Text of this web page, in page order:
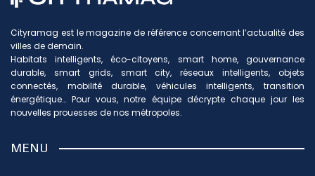
Cityramag est le magazine de référence concernant l’actualité des
villes de demain.
Habitats intelligents, éco-citoyens, smart home, gouvernance
durable, smart grids, smart city, réseaux intelligents, objets
connectés, mobilité durable, véhicules intelligents, transition
énergétique… Pour vous, notre équipe décrypte chaque jour les
nouvelles prouesses de nos métropoles.
MENU